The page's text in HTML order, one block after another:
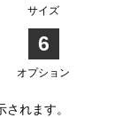
サイズ
6
オプション
れます。